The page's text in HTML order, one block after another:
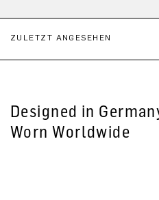
ZULETZT ANGESEHEN
Designed in
Worn Worldwide